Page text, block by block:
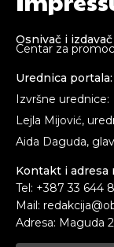
Osnivač i
Centar za
Urednica
Izvršne urednice:
Lejla Mijović,
Aida Daguda,
Kontakt i adresa
Tel: +387 33 644
Mail:
Adresa: Maguda